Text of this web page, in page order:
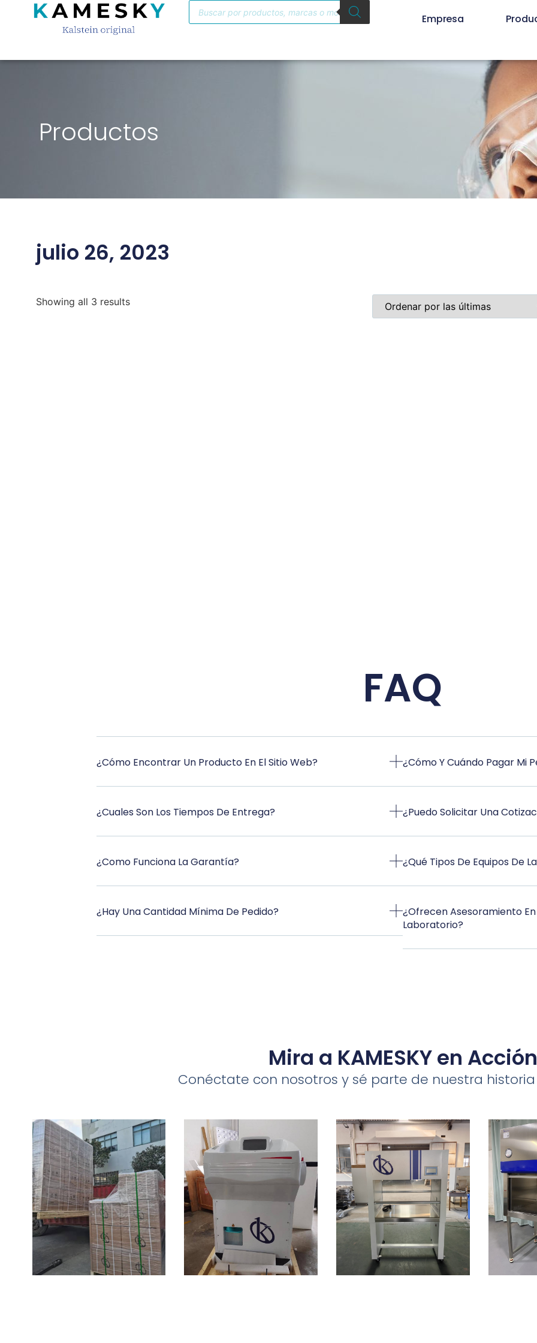
Empresa
Productos
julio 26, 2023
Showing all 3 results
FAQ
¿Cómo Encontrar Un Producto En El Sitio Web?
¿Cuales Son Los Tiempos De Entrega?
¿Como Funciona La Garantía?
¿Hay Una Cantidad Mínima De Pedido?
¿Cómo Y Cuándo Pagar Mi
¿Puedo Solicitar Una
¿Qué Tipos De Equipos De
¿Ofrecen Asesoramiento
Laboratorio?
Mira a KAMESKY en Acción
Conéctate con nosotros y sé parte de nuestra